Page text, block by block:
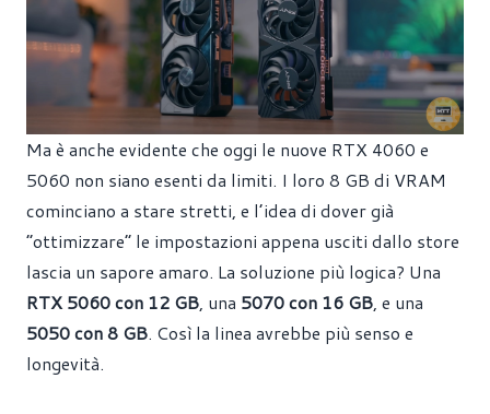
Ma è anche evidente che oggi le nuove RTX 4060 e
5060 non siano esenti da limiti. I loro 8 GB di VRAM
cominciano a stare stretti, e l’idea di dover già
“ottimizzare” le impostazioni appena usciti dallo store
lascia un sapore amaro. La soluzione più logica? Una
RTX 5060 con 12 GB, una 5070 con 16 GB, e una
5050 con 8 GB. Così la linea avrebbe più senso e
longevità.